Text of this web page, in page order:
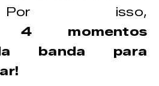
isso,
momentos
banda para